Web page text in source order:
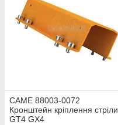
CAME 88003-0072
Кронштейн кріплення стріли
GT4 GX4